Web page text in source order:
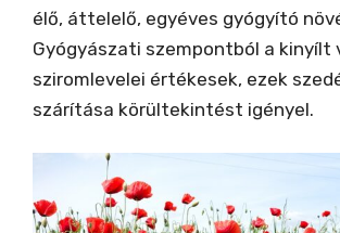
élő, áttelelő, egyéves gyógyító
Gyógyászati szempontból a kinyílt
sziromlevelei értékesek, ezek
szárítása körültekintést igényel.